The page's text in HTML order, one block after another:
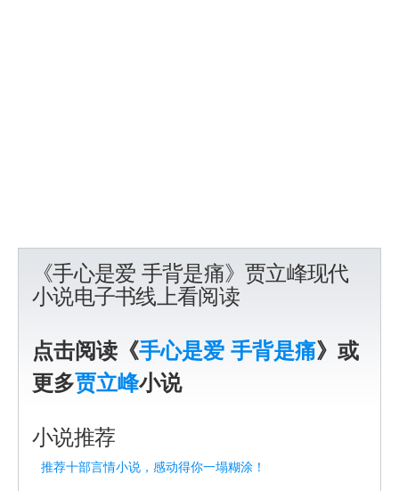
《手心是爱 手背是痛》贾立峰现代
小说电子书线上看阅读
点击阅读《手心是爱 手背是痛》或
更多贾立峰小说
小说推荐
推荐十部言情小说，感动得你一塌糊涂！